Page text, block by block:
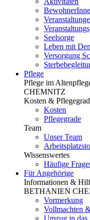
Seelsorge
Leben mit
Versorgung
Pflege
Pflege im
CHEMNITZ
Kosten &
Kosten
Pflegegrade
Team
Unser Team
Wissenswertes
Häufige
Für Angehörige
Informationen &
BETHANIEN
Vormerkung
Vollmachten
Umzug in das